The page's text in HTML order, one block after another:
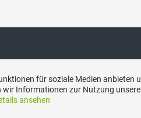
Social
für soziale Medien anbieten
Informationen zur Nutzung
ansehen